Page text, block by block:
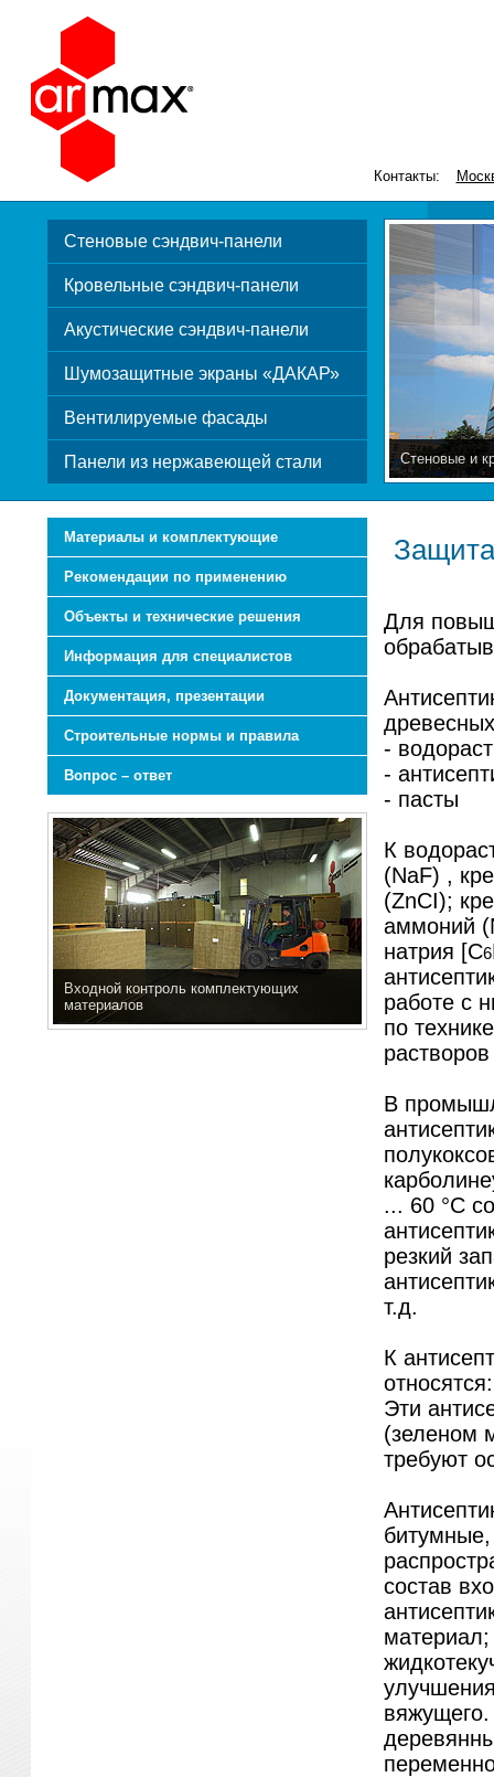
Контакты:
Стеновые сэндвич-панели
Кровельные сэндвич-панели
Акустические сэндвич-панели
Шумозащитные экраны «ДАКАР»
Вентилируемые фасады
Панели из нержавеющей стали Стеновые и
Материалы и комплектующие
Рекомендации по применению
Объекты и технические решения
Информация для специалистов
Документация, презентации
Строительные нормы и правила
Вопрос – ответ
Входной контроль комплектующих
материалов
Для
-
-
- пасты
К
(NaF) ,
(ZnCI);
аммоний
натрия [С6
работе с
по
В
... 60 °С
резкий
т.д.
К
Эти
(зеленом
требуют
состав